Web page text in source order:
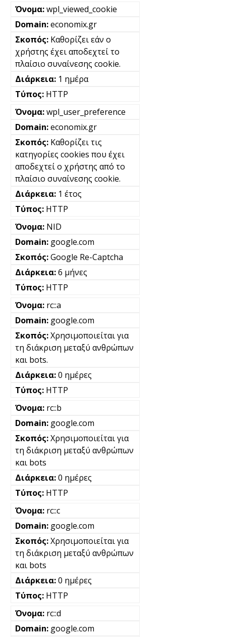
wpl_viewed_cookie
economix.gr
Καθορίζει εάν ο
χρήστης έχει αποδεχτεί το
πλαίσιο συναίνεσης cookie.
1 ημέρα
HTTP
wpl_user_preference
economix.gr
Καθορίζει τις
κατηγορίες cookies που έχει
αποδεχτεί ο χρήστης από το
πλαίσιο συναίνεσης cookie.
1 έτος
HTTP
NID
google.com
Google Re-Captcha
6 μήνες
HTTP
rc::a
google.com
Χρησιμοποιείται για
τη διάκριση μεταξύ ανθρώπων
και bots.
0 ημέρες
HTTP
rc::b
google.com
Χρησιμοποιείται για
τη διάκριση μεταξύ ανθρώπων
και bots
0 ημέρες
HTTP
rc::c
google.com
Χρησιμοποιείται για
τη διάκριση μεταξύ ανθρώπων
και bots
0 ημέρες
HTTP
rc::d
google.com